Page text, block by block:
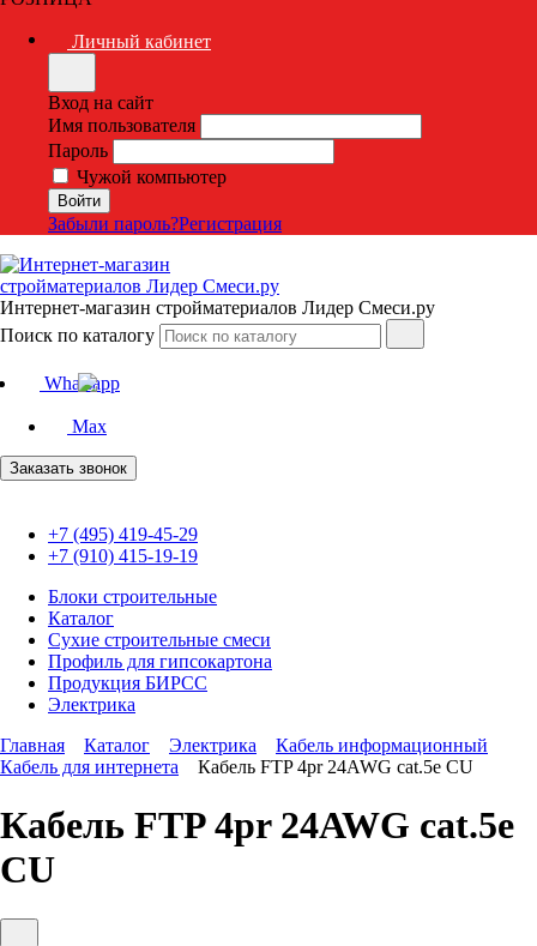
Личный кабинет
Вход на сайт
Имя пользователя
Пароль
Чужой компьютер
Забыли пароль?Регистрация
Интернет-магазин стройматериалов Лидер Смеси.ру
Поиск по каталогу
Whatsapp
Max
Заказать звонок
+7 (495) 419-45-29
+7 (910) 415-19-19
Блоки строительные
Каталог
Сухие строительные смеси
Профиль для гипсокартона
Продукция БИРСС
Электрика
Главная
Каталог Электрика
Кабель информационный
Кабель для интернета
Кабель FTP 4pr 24AWG cat.5e CU
Кабель FTP 4pr 24AWG cat.5e
CU